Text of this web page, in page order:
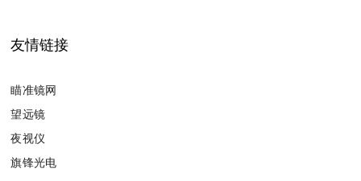
友情链接
瞄准镜网
望远镜
夜视仪
旗锋光电